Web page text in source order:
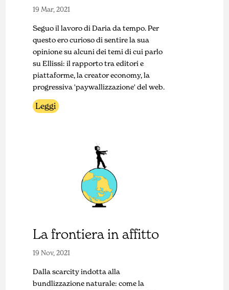
19 Mar, 2021
Seguo il lavoro di Daria da tempo. Per
questo ero curioso di sentire la sua
opinione su alcuni dei temi di cui parlo
su Ellissi: il rapporto tra editori e
piattaforme, la creator economy, la
progressiva 'paywallizzazione' del web.
Leggi
La frontiera in affitto
19 Nov, 2021
Dalla scarcity indotta alla
bundlizzazione naturale: come la